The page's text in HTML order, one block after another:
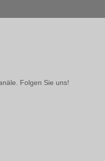
Folgen Sie uns!